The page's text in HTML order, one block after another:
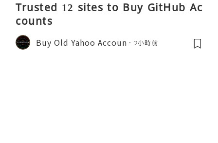
Trusted 12 sites to Buy GitHub Ac
counts
Buy Old Yahoo Accoun 2小時前